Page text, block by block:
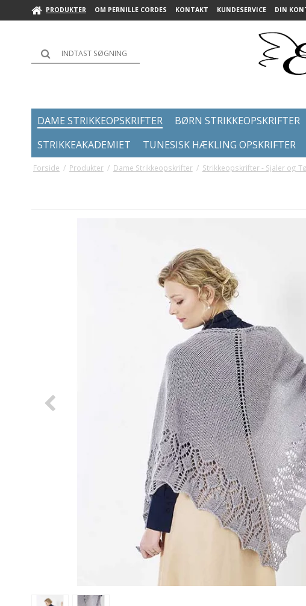
PRODUKTER OM PERNILLE CORDES KONTAKT KUNDESERVICE DIN
DAME STRIKKEOPSKRIFTER BØRN STRIKKEOPSKRIFTER
STRIKKEAKADEMIET
TUNESISK HÆKLING OPSKRIFTER
Forside / Produkter / Dame Strikkeopskrifter / Strikkeopskrifter - Sjaler og